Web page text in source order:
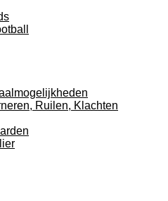
Ruilen, Klachten